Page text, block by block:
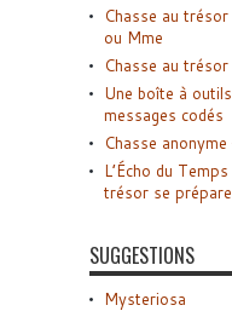
Chasse au
ou Mme
Chasse au
Une boîte à
messages codés
Chasse
L’Écho du
trésor se prépare
SUGGESTIONS
Mysteriosa